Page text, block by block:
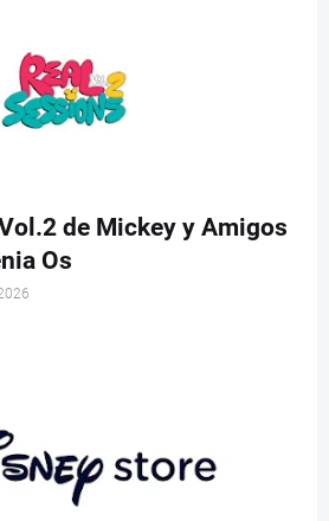
de Mickey y Amigos
Os